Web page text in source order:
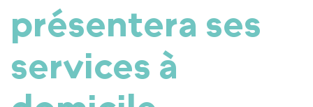
présentera ses
services à